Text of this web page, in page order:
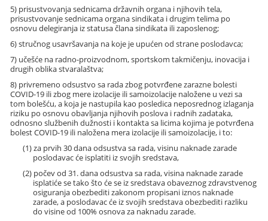
5) prisustvovanja sednicama državnih organa i njihovih tela,
prisustvovanje sednicama organa sindikata i drugim telima po
osnovu delegiranja iz statusa člana sindikata ili zaposlenog;
6) stručnog usavršavanja na koje je upućen od strane poslodavca;
7) učešće na radno-proizvodnom, sportskom takmičenju, inovacija i
drugih oblika stvaralaštva;
8) privremeno odsustvo sa rada zbog potvrđene zarazne bolesti
COVID-19 ili zbog mere izolacije ili samoizolacije naložene u vezi sa
tom bolešću, a koja je nastupila kao posledica neposrednog izlaganja
riziku po osnovu obavljanja njihovih poslova i radnih zadataka,
odnosno službenih dužnosti i kontakta sa licima kojima je potvrđena
bolest COVID-19 ili naložena mera izolacije ili samoizolacije, i to:
(1) za prvih 30 dana odsustva sa rada, visinu naknade zarade
poslodavac će isplatiti iz svojih sredstava,
(2) počev od 31. dana odsustva sa rada, visina naknade zarade
isplatiće se tako što će se iz sredstava obaveznog zdravstvenog
osiguranja obezbediti zakonom propisani iznos naknade
zarade, a poslodavac će iz svojih sredstava obezbediti razliku
do visine od 100% osnova za naknadu zarade.